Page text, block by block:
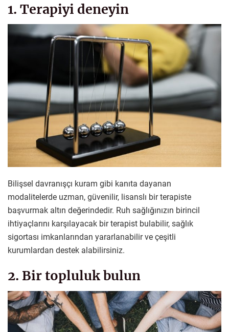
1. Terapiyi deneyin
Bilişsel davranışçı kuram gibi kanıta dayanan
modalitelerde uzman, güvenilir, lisanslı bir terapiste
başvurmak altın değerindedir. Ruh sağlığınızın birincil
ihtiyaçlarını karşılayacak bir terapist bulabilir, sağlık
sigortası imkanlarından yararlanabilir ve çeşitli
kurumlardan destek alabilirsiniz.
2. Bir topluluk bulun